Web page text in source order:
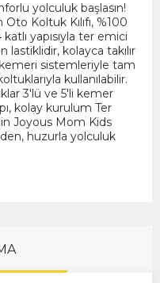
yolculuk başlasın!
Koltuk Kılıfı, %100
yapısıyla ter emici
kolayca takılır
sistemleriyle tam
kullanılabilir.
3'lü ve 5'li kemer
kolay kurulum Ter
Joyous Mom Kids
huzurla yolculuk